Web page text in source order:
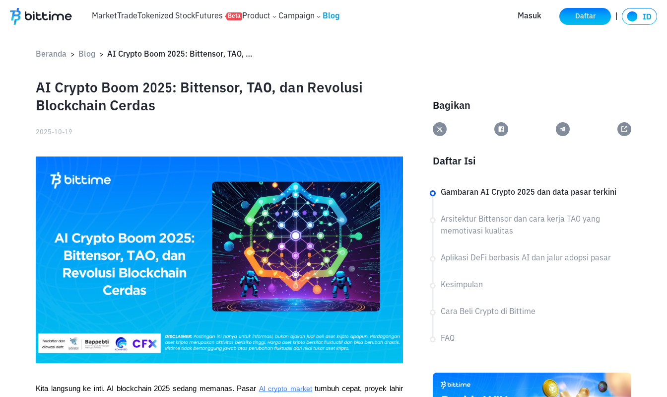
MarketTradeTokenized StockFutures Beta Product Campaign Blog Masuk Daftar
Beranda > Blog > AI Crypto Boom 2025: Bittensor, TAO, dan Revolusi Blockchain Cerdas
AI Crypto Boom 2025: Bittensor, TAO, dan Revolusi
Blockchain Cerdas
2025-10-19
Kita langsung ke inti. AI blockchain 2025 sedang memanas. Pasar AI crypto market tumbuh cepat, proyek lahir
Bagikan
Daftar Isi
Gambaran AI Crypto 2025 dan data pasar terkini
Arsitektur Bittensor dan cara kerja TAO yang
memotivasi kualitas
Aplikasi DeFi berbasis AI dan jalur adopsi pasar
Kesimpulan
Cara Beli Crypto di Bittime
FAQ